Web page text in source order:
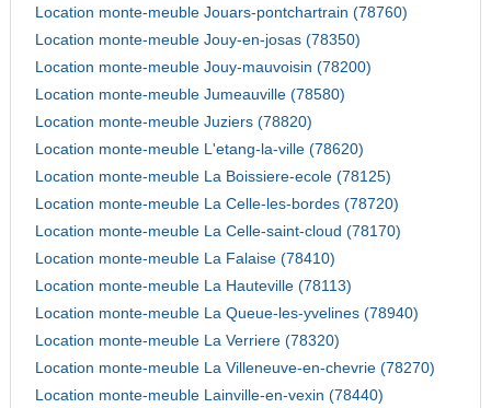
Location monte-meuble Jouars-pontchartrain (78760)
Location monte-meuble Jouy-en-josas (78350)
Location monte-meuble Jouy-mauvoisin (78200)
Location monte-meuble Jumeauville (78580)
Location monte-meuble Juziers (78820)
Location monte-meuble L'etang-la-ville (78620)
Location monte-meuble La Boissiere-ecole (78125)
Location monte-meuble La Celle-les-bordes (78720)
Location monte-meuble La Celle-saint-cloud (78170)
Location monte-meuble La Falaise (78410)
Location monte-meuble La Hauteville (78113)
Location monte-meuble La Queue-les-yvelines (78940)
Location monte-meuble La Verriere (78320)
Location monte-meuble La Villeneuve-en-chevrie (78270)
Location monte-meuble Lainville-en-vexin (78440)